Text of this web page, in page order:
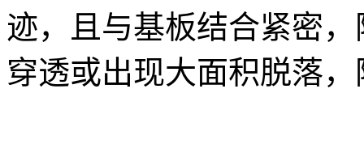
迹，且与基板结合紧密
穿透或出现大面积脱落